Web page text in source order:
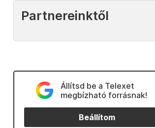
Partnereinktől
Állítsd be a Telexet
megbízható forrásnak!
Beállítom